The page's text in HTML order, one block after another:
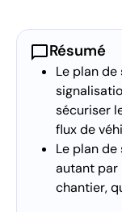
chat_bubbleRésumé
Le plan
sécuriser
flux de
Le plan
autant par
chantier,